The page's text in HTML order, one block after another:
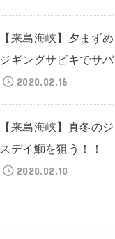
【来島海峡】夕まず
ジギングサビキでサバ
2020.02.16
【来島海峡】真冬の
スデイ鰤を狙う！！
2020.02.10